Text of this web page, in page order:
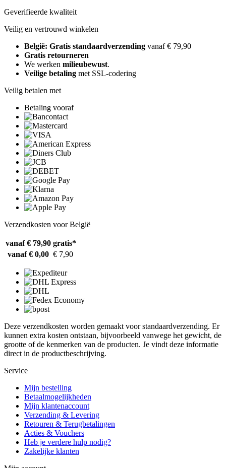
Geverifieerde kwaliteit
Veilig en vertrouwd winkelen
België: Gratis standaardverzending vanaf € 79,90
Gratis retourneren
We werken milieubewust.
Veilige betaling met SSL-codering
Veilig betalen met
Betaling vooraf
Verzendkosten voor België
vanaf € 79,90 gratis*
vanaf € 0,00 € 7,90
Deze verzendkosten worden gemaakt voor standaardverzending. Er
kunnen extra kosten ontstaan, bijvoorbeeld vanwege het gewicht, de
grootte of de kenmerken van de producten. Je vindt deze informatie
direct in de productbeschrijving.
Service
Mijn bestelling
Betaalmogelijkheden
Mijn klantenaccount
Verzending & Levering
Retouren & Terugbetalingen
Acties & Vouchers
Heb je verdere hulp nodig?
Zakelijke klanten